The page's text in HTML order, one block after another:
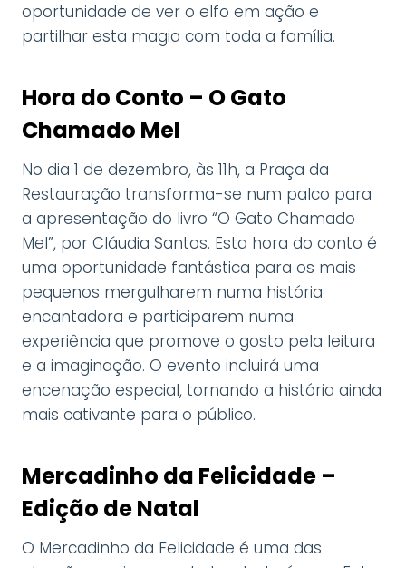
oportunidade de ver o elfo em ação e
partilhar esta magia com toda a família.
Hora do Conto – O Gato
Chamado Mel
No dia 1 de dezembro, às 11h, a Praça da
Restauração transforma-se num palco para
a apresentação do livro “O Gato Chamado
Mel”, por Cláudia Santos. Esta hora do conto é
uma oportunidade fantástica para os mais
pequenos mergulharem numa história
encantadora e participarem numa
experiência que promove o gosto pela leitura
e a imaginação. O evento incluirá uma
encenação especial, tornando a história ainda
mais cativante para o público.
Mercadinho da Felicidade –
Edição de Natal
O Mercadinho da Felicidade é uma das